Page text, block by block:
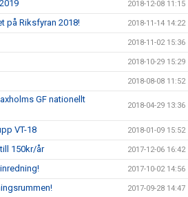
2018-12-08 11:15
på Riksfyran 2018! 2018-11-14 14:22
2018-11-02 15:36
2018-10-29 15:29
2018-08-08 11:52
GF nationellt
2018-04-29 13:36
VT-18 2018-01-09 15:52
150kr/år 2017-12-06 16:42
2017-10-02 14:56
2017-09-28 14:47